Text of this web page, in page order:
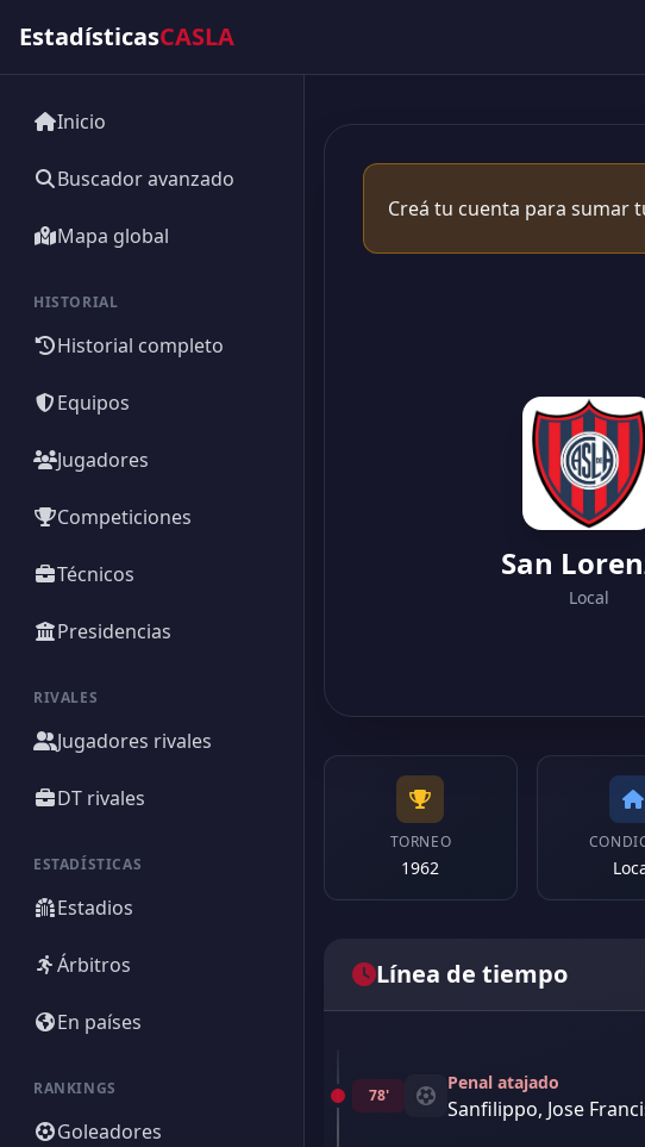
EstadísticasCASLA
Inicio
Buscador avanzado
Mapa global
HISTORIAL
Historial completo
Equipos
Jugadores
Competiciones
Técnicos
Presidencias
RIVALES
Jugadores rivales
DT rivales
ESTADÍSTICAS
Estadios
Árbitros
En países
RANKINGS
Goleadores
Creá tu cuenta para sumar
San
Local
TORNEO
1962
Línea de tiempo
78'
Penal atajado
Sanfilippo, Jose